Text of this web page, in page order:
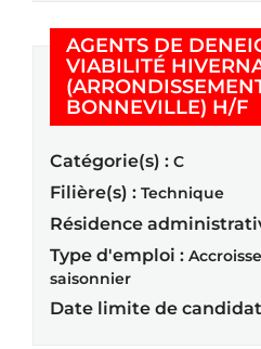
AGENTS DE
VIABILITÉ
BONNEVILLE) H/F
Catégorie(s) : C
Filière(s) : Technique
Résidence
Type d'emploi :
saisonnier
Date limite de